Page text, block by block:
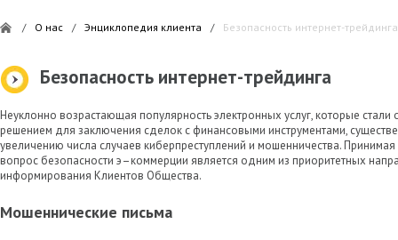
/ О нас / Энциклопедия клиента / Безопасность интернет-трейдинга
Безопасность интернет-трейдинга
Неуклонно возрастающая популярность электронных услуг, которые
решением для заключения сделок с финансовыми инструментами,
увеличению числа случаев киберпреступлений и мошенничества.
вопрос безопасности э–коммерции является одним из приоритетных
информирования Клиентов Общества.
Мошеннические письма